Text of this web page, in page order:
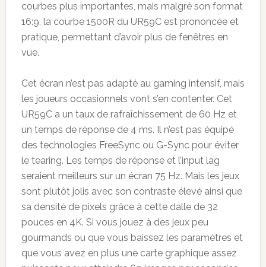
courbes plus importantes, mais malgré son format
16:9, la courbe 1500R du UR59C est prononcée et
pratique, permettant d’avoir plus de fenêtres en
vue.
Cet écran n’est pas adapté au gaming intensif, mais
les joueurs occasionnels vont s’en contenter. Cet
UR59C a un taux de rafraîchissement de 60 Hz et
un temps de réponse de 4 ms. Il n’est pas équipé
des technologies FreeSync ou G-Sync pour éviter
le tearing. Les temps de réponse et l’input lag
seraient meilleurs sur un écran 75 Hz. Mais les jeux
sont plutôt jolis avec son contraste élevé ainsi que
sa densité de pixels grâce à cette dalle de 32
pouces en 4K. Si vous jouez à des jeux peu
gourmands ou que vous baissez les paramètres et
que vous avez en plus une carte graphique assez